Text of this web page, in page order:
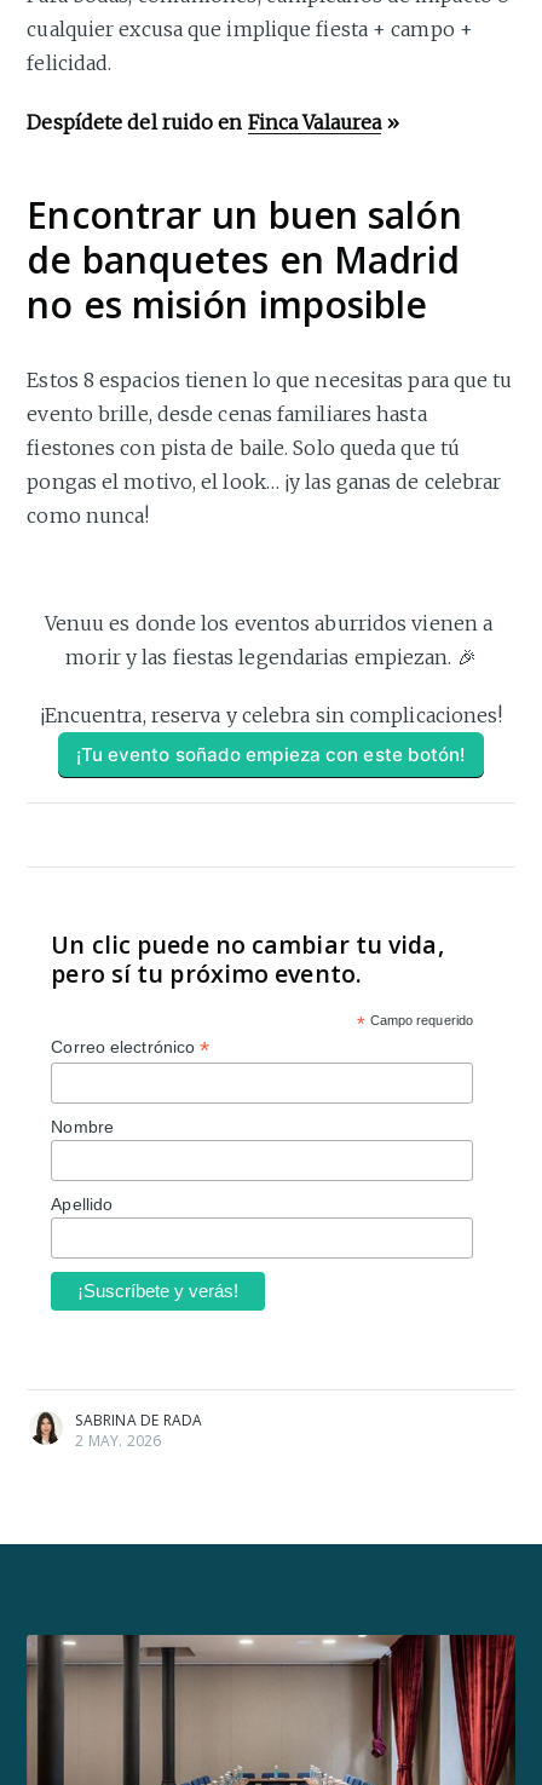
cualquier excusa que implique fiesta + campo +
felicidad.
Despídete del ruido en Finca Valaurea»
Encontrar un buen salón
de banquetes en Madrid
no es misión imposible
Estos 8 espacios tienen lo que necesitas para que tu
evento brille, desde cenas familiares hasta
fiestones con pista de baile. Solo queda que tú
pongas el motivo, el look… ¡y las ganas de celebrar
como nunca!
Venuu es donde los eventos aburridos vienen a
morir y las fiestas legendarias empiezan. 🎉
¡Encuentra, reserva y celebra sin complicaciones!
¡Tu evento soñado empieza con este botón!
Un clic puede no cambiar tu vida,
pero sí tu próximo evento.
* Campo requerido
Correo electrónico*
Nombre
Apellido
SABRINA DE RADA
2 MAY. 2026